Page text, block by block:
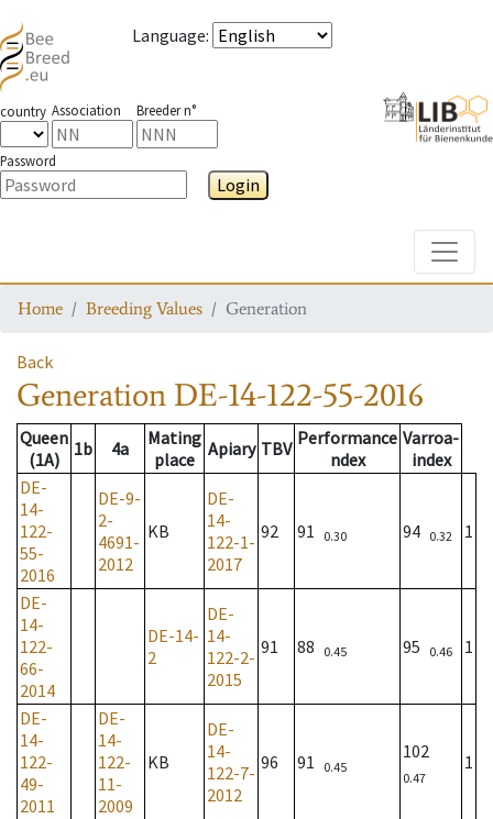
Language:
country Association Breeder n°
Password
Login
Home Breeding Values Generation
Back
Generation DE-14-122-55-2016
Queen
(1A)
1b 4a
Mating
place Apiary TBV Performance
ndex
Varroa-
index
DE-
14-
122-
55-
2016
DE-9-
2-
4691-
2012
KB
DE-
14-
122-1-
2017
92 91 0.30 94 0.32 1
DE-
14-
122-
66-
2014
DE-14-
2
DE-
14-
122-2-
2015
91 88 0.45 95 0.46 1
DE-
14-
122-
49-
2011
DE-
14-
122-
11-
2009
KB
DE-
14-
122-7-
2012
96 91 0.45
102
0.47
1